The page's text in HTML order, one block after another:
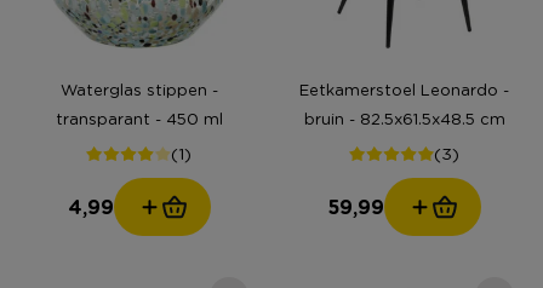
Waterglas stippen -
transparant - 450 ml
(1)
4,99
Eetkamerstoel Leonardo -
bruin - 82.5x61.5x48.5 cm
(3)
59,99